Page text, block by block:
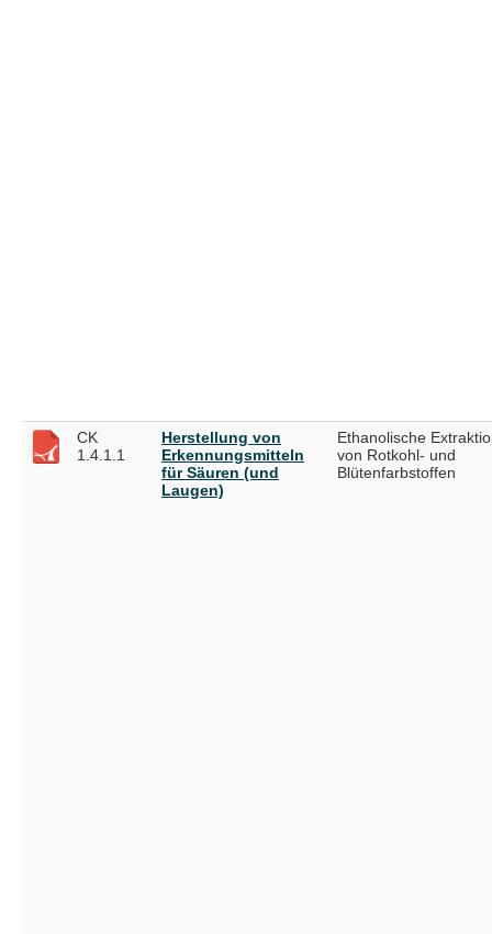
CK
1.4.1.1
Herstellung von
Erkennungsmitteln
für Säuren (und
Laugen)
Ethanolische
von Rotkohl- und
Blütenfarbstoffen